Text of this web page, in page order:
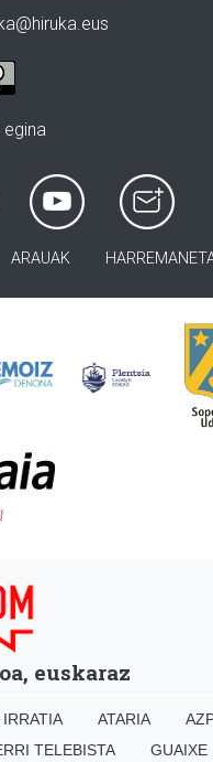
ARAUAK
euskaraz
ATARIA
TELEBISTA GUAIXE